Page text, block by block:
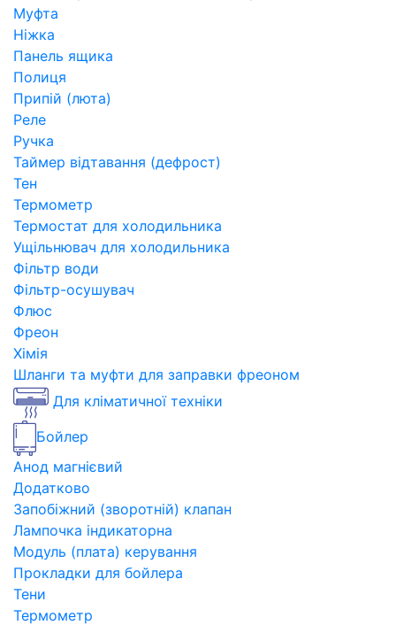
Муфта
Ніжка
Панель ящика
Полиця
Припій (люта)
Реле
Ручка
Таймер відтавання (дефрост)
Тен
Термометр
Термостат для холодильника
Ущільнювач для холодильника
Фільтр води
Фільтр-осушувач
Флюс
Фреон
Хімія
Шланги та муфти для заправки фреоном
Для кліматичної техніки
Бойлер
Анод магнієвий
Додатково
Запобіжний (зворотній) клапан
Лампочка індикаторна
Модуль (плата) керування
Прокладки для бойлера
Тени
Термометр